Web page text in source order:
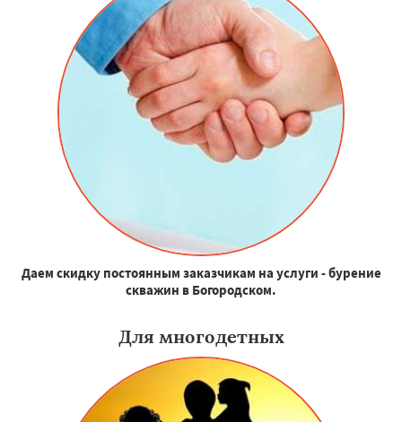
Даем скидку постоянным заказчикам на услуги - бурение
скважин в Богородском.
Для многодетных